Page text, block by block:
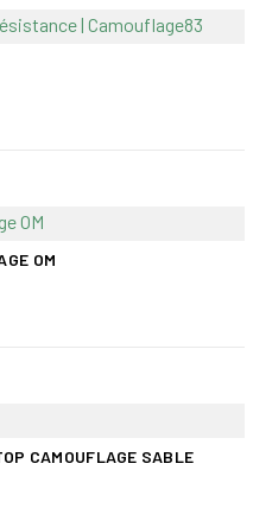
OM
CAMOUFLAGE SABLE